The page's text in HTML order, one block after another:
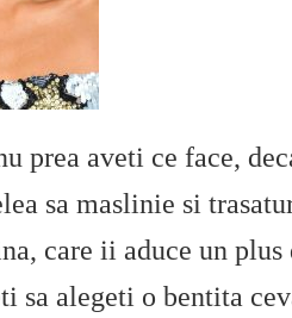
prea aveti ce face,
sa maslinie si
care ii aduce un
sa alegeti o bentita